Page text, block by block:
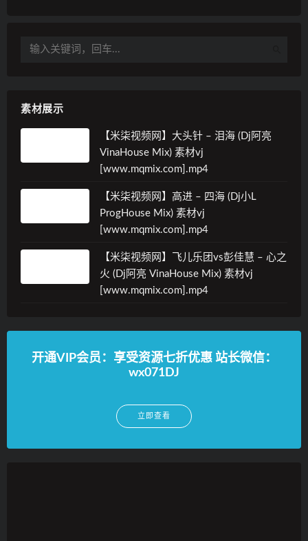
素材展示
【米柒视频网】大头针 – 泪海 (Dj阿亮
VinaHouse Mix) 素材vj
[www.mqmix.com].mp4
【米柒视频网】高进 – 四海 (Dj小L
ProgHouse Mix) 素材vj
[www.mqmix.com].mp4
【米柒视频网】飞儿乐团vs彭佳慧 – 心之
火 (Dj阿亮 VinaHouse Mix) 素材vj
[www.mqmix.com].mp4
开通VIP会员：享受资源七折优惠 站长微信：
wx071DJ
立即查看